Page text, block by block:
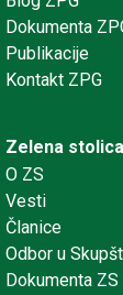
Dokumenta
Publikacije
Kontakt ZPG
Zelena stolica
O ZS
Vesti
Članice
Odbor u
Dokumenta ZS